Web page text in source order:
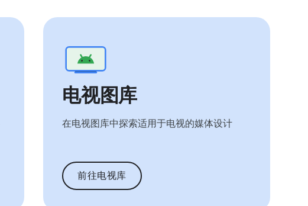
电视图库
在电视图库中探索适用于电视的媒体设计
前往电视库